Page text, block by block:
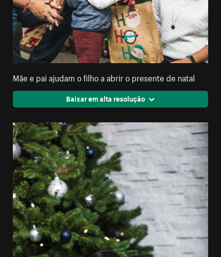
Mãe e pai ajudam o filho a abrir o presente de natal
Baixar em alta resolução